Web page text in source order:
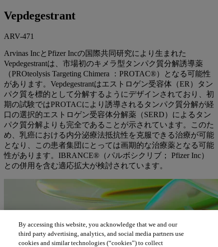
Vepdegestrant
ARV-471
Arvinas IncとPfizer Incの国際共同研究により生まれた
Vepdegestrantは、市場初のキメラ型タンパク質分解誘導薬
（PROteolysis Targeting Chimera ：PROTAC®）となる可能性
があります。Vepdegestrantはエストロゲン受容体（ER）タン
パク質を標的として分解するようにデザインされており、初
期の試験ではPROTACにより誘導されるタンパク質分解が経
口の選択的エストロゲン受容体分解薬（SERD）によるタン
パク質分解よりも完全であることが示されています。このた
め、乳癌における内分泌療法抵抗性を克服できる治療が可能
となり、この患者集団にとっては画期的な治療薬となる可能
性があります。IBRANCE®（パルボシクリブ； Pfizer Inc）
との併用を含む適応拡大が検討されています。
By accessing this website, you acknowledge that we and our
third party advertising, analytics, and social media partners use
cookies and similar technologies (“cookies”) to collect